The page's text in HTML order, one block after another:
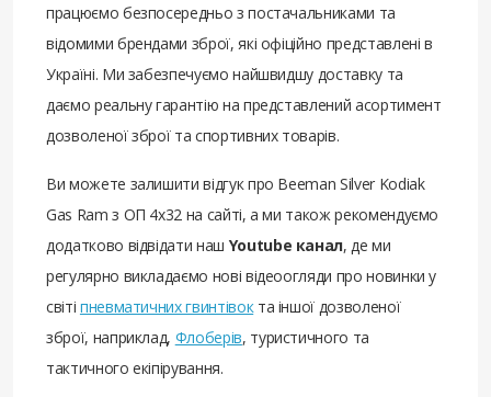
працюємо безпосередньо з постачальниками та
відомими брендами зброї, які офіційно представлені в
Україні. Ми забезпечуємо найшвидшу доставку та
даємо реальну гарантію на представлений асортимент
дозволеної зброї та спортивних товарів.
Ви можете залишити відгук про Beeman Silver Kodiak
Gas Ram з ОП 4х32 на сайті, а ми також рекомендуємо
додатково відвідати наш Youtube канал, де ми
регулярно викладаємо нові відеоогляди про новинки у
світі пневматичних гвинтівокта іншої дозволеної
зброї, наприклад, Флоберів, туристичного та
тактичного екіпірування.